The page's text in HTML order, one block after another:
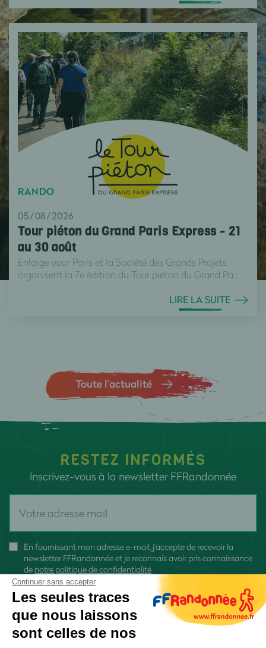
RANDO
05/08/2026
Tour piéton du Grand Paris Express - 21
au 30 août
Enlarge your Paris et la Société des Grands Projets
organisent la 7e édition du Tour piéton du Grand Pa...
LIRE LA SUITE
Toute l’actualité
RESTEZ INFORMÉS
Inscrivez-vous à la newsletter FFRandonnée
En fournissant mon adresse e-mail, j'accepte de recevoir la
newsletter FFRandonnée et je reconnais avoir pris connaissance
de notre politique de confidentialité
Continuer sans accepter
Les seules traces
que nous laissons
sont celles de nos